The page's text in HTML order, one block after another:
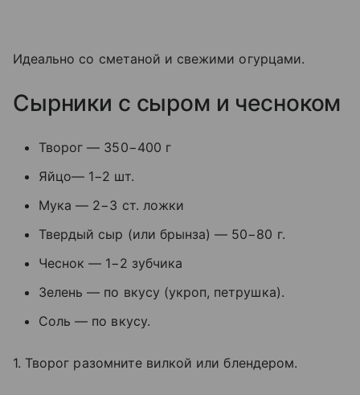
Идеально со сметаной и свежими огурцами.
Сырники с сыром и чесноком
Творог — 350−400 г
Яйцо— 1−2 шт.
Мука — 2−3 ст. ложки
Твердый сыр (или брынза) — 50−80 г.
Чеснок — 1−2 зубчика
Зелень — по вкусу (укроп, петрушка).
Соль — по вкусу.
1. Творог разомните вилкой или блендером.